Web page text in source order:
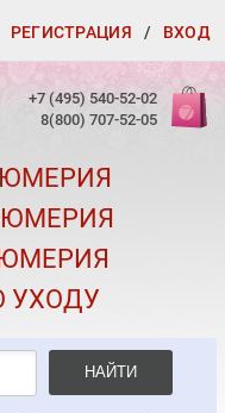
РЕГИСТРАЦИЯ / ВХОД
+7 (495) 540-52-02
8(800) 707-52-05
УХОДУ
НАЙТИ